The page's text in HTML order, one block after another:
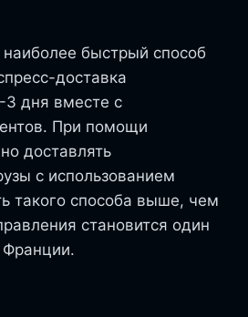
наиболее быстрый способ
доставка
3 дня вместе с
При помощи
доставлять
с использованием
такого способа выше, чем
становится один
Франции.